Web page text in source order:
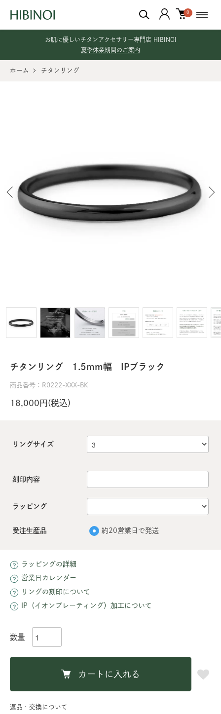
お肌に優しいチタンアクセサリー専門店 HIBINOI
夏季休業期間のご案内
0
ホーム チタンリング
チタンリング 1.5mm幅 IPブラック
商品番号：R0222-XXX-BK
18,000円(税込)
リングサイズ
刻印内容
ラッピング
受注生産品 約20営業日で発送
ラッピングの詳細
営業日カレンダー
リングの刻印について
IP（イオンプレーティング）加工について
数量
カートに入れる
返品・交換について